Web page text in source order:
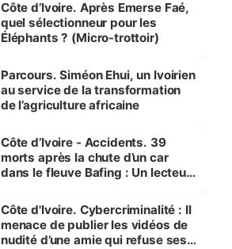
Côte d’Ivoire. Après Emerse Faé,
quel sélectionneur pour les
Éléphants ? (Micro-trottoir)
Parcours. Siméon Ehui, un Ivoirien
au service de la transformation
de l’agriculture africaine
Côte d’Ivoire - Accidents. 39
morts après la chute d’un car
dans le fleuve Bafing : Un lecteur
des Transports
Côte d'Ivoire. Cybercriminalité : Il
menace de publier les vidéos de
nudité d’une amie qui refuse ses